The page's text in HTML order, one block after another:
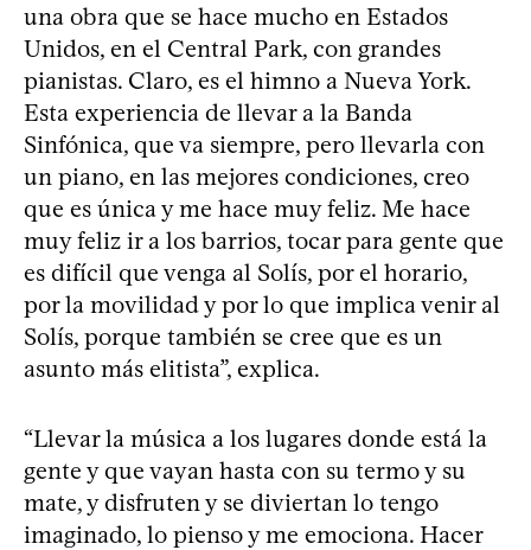
una obra que se hace mucho en Estados
Unidos, en el Central Park, con grandes
pianistas. Claro, es el himno a Nueva York.
Esta experiencia de llevar a la Banda
Sinfónica, que va siempre, pero llevarla con
un piano, en las mejores condiciones, creo
que es única y me hace muy feliz. Me hace
muy feliz ir a los barrios, tocar para gente que
es difícil que venga al Solís, por el horario,
por la movilidad y por lo que implica venir al
Solís, porque también se cree que es un
asunto más elitista”, explica.
“Llevar la música a los lugares donde está la
gente y que vayan hasta con su termo y su
mate, y disfruten y se diviertan lo tengo
imaginado, lo pienso y me emociona. Hacer